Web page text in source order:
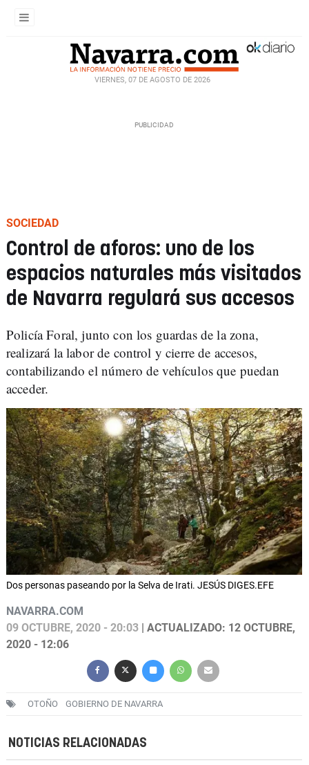
VIERNES, 07 DE AGOSTO DE 2026
SOCIEDAD
Control de aforos: uno de los
espacios naturales más visitados
de Navarra regulará sus accesos
Policía Foral, junto con los guardas de la zona,
realizará la labor de control y cierre de accesos,
contabilizando el número de vehículos que puedan
acceder.
Dos personas paseando por la Selva de Irati. JESÚS DIGES.EFE
NAVARRA.COM
09 OCTUBRE, 2020 - 20:03 | ACTUALIZADO: 12 OCTUBRE,
2020 - 12:06
OTOÑO GOBIERNO DE NAVARRA
NOTICIAS RELACIONADAS